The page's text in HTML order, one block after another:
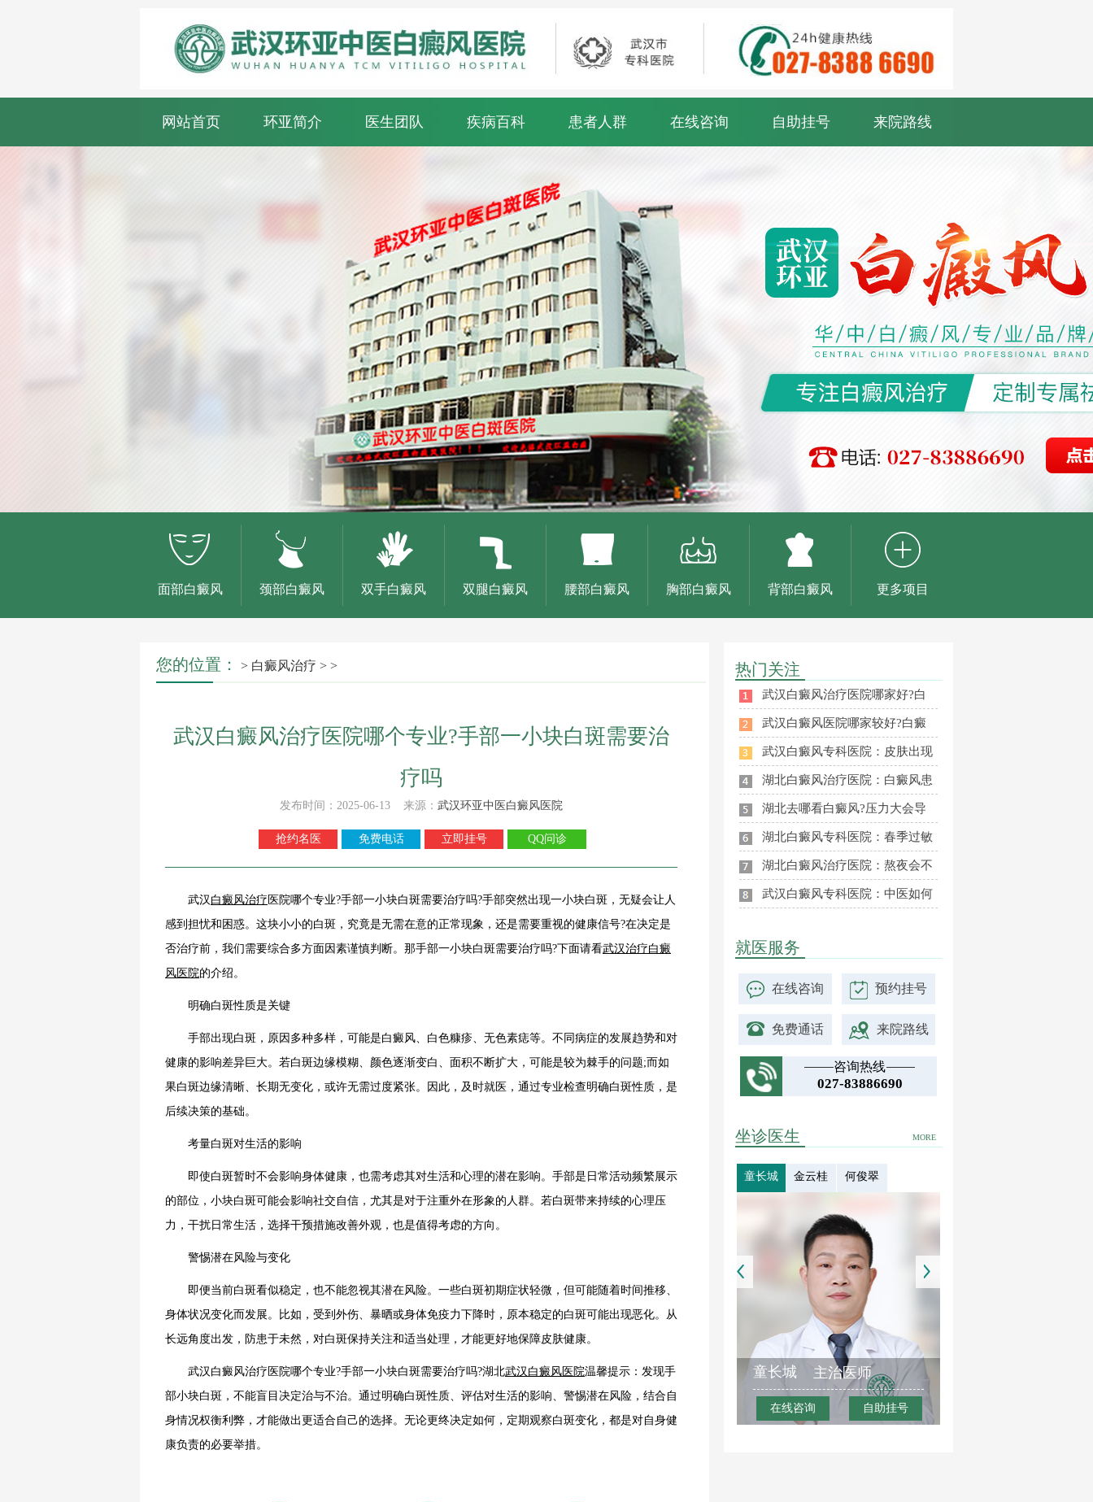
网站首页 环亚简介 医生团队 疾病百科 患者人群 在线咨询 自助挂号 来院路线
面部白癜风 颈部白癜风 双手白癜风 双腿白癜风 腰部白癜风 胸部白癜风 背部白癜风 更多项目
您的位置： > 白癜风治疗 > >
武汉白癜风治疗医院哪个专业?手部一小块白斑需要治
疗吗
发布时间：2025-06-13 来源： 武汉环亚中医白癜风医院
抢约名医 免费电话 立即挂号 QQ问诊
武汉 白癜风治疗 医院哪个专业?手部一小块白斑需要治疗吗?手部突然出现一小块白斑，无疑会让人
感到担忧和困惑。这块小小的白斑，究竟是无需在意的正常现象，还是需要重视的健康信号?在决定是
否治疗前，我们需要综合多方面因素谨慎判断。那手部一小块白斑需要治疗吗?下面请看武汉治疗白癜
风 医院的介绍。
明确白斑性质是关键
手部出现白斑，原因多种多样，可能是白癜风、白色糠疹、无色素痣等。不同病症的发展趋势和对
健康的影响差异巨大。若白斑边缘模糊、颜色逐渐变白、面积不断扩大，可能是较为棘手的问题;而如
果白斑边缘清晰、长期无变化，或许无需过度紧张。因此，及时就医，通过专业检查明确白斑性质，是
后续决策的基础。
考量白斑对生活的影响
即使白斑暂时不会影响身体健康，也需考虑其对生活和心理的潜在影响。手部是日常活动频繁展示
的部位，小块白斑可能会影响社交自信，尤其是对于注重外在形象的人群。若白斑带来持续的心理压
力，干扰日常生活，选择干预措施改善外观，也是值得考虑的方向。
警惕潜在风险与变化
即便当前白斑看似稳定，也不能忽视其潜在风险。一些白斑初期症状轻微，但可能随着时间推移、
身体状况变化而发展。比如，受到外伤、暴晒或身体免疫力下降时，原本稳定的白斑可能出现恶化。从
长远角度出发，防患于未然，对白斑保持关注和适当处理，才能更好地保障皮肤健康。
武汉白癜风治疗医院哪个专业?手部一小块白斑需要治疗吗?湖北武汉白癜风医院温馨提示：发现手
部小块白斑，不能盲目决定治与不治。通过明确白斑性质、评估对生活的影响、警惕潜在风险，结合自
身情况权衡利弊，才能做出更适合自己的选择。无论更终决定如何，定期观察白斑变化，都是对自身健
康负责的必要举措。
热门关注
武汉白癜风治疗医院哪家好?白
武汉白癜风医院哪家较好?白癜
武汉白癜风专科医院：皮肤出现
湖北白癜风治疗医院：白癜风患
湖北去哪看白癜风?压力大会导
湖北白癜风专科医院：春季过敏
湖北白癜风治疗医院：熬夜会不
武汉白癜风专科医院：中医如何
就医服务
在线咨询 预约挂号
免费通话 来院路线
咨询热线
027-83886690
MORE
坐诊医生
童长城 金云桂 何俊翠
童长城 主治医师
在线咨询 自助挂号